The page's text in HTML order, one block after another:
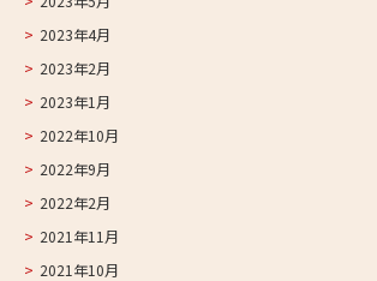
2023年4月
2023年2月
2023年1月
2022年10月
2022年9月
2022年2月
2021年11月
2021年10月